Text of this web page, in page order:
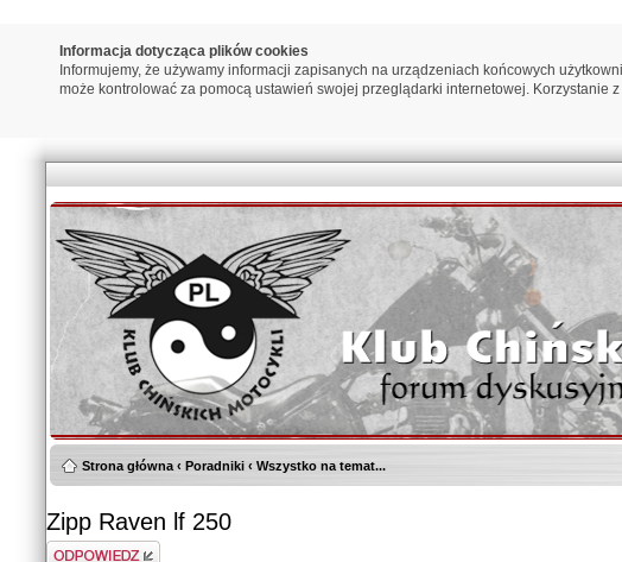
Informacja dotycząca plików cookies
Informujemy, że używamy informacji zapisanych na urządzeniach końcowych
może kontrolować za pomocą ustawień swojej przeglądarki internetowej.
Strona główna ‹ Poradniki ‹ Wszystko na temat...
Zipp Raven lf 250
Odpowiedz